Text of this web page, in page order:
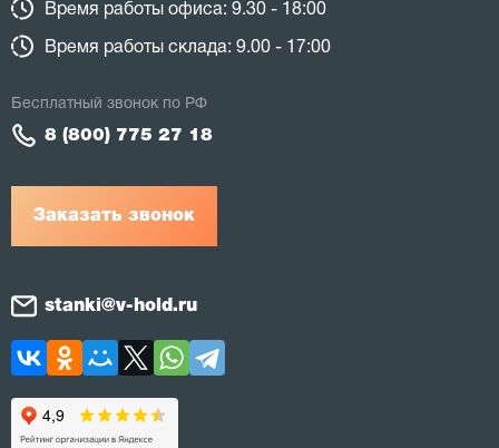
Время работы офиса: 9.30 - 18:00
Время работы склада: 9.00 - 17:00
Заказать звонок
Бесплатный звонок по РФ
8 (800) 775 27 18
stanki@v-hold.ru